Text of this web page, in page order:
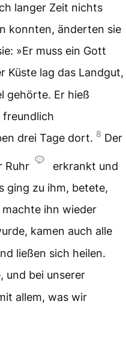
langer Zeit nichts
konnten, änderten sie
»Er muss ein Gott
Küste lag das Landgut,
gehörte. Er hieß
freundlich
drei Tage dort. 8 Der
Ruhr
erkrankt und
ging zu ihm, betete,
ihn wieder
kamen auch alle
ließen sich heilen.
und bei unserer
allem, was wir